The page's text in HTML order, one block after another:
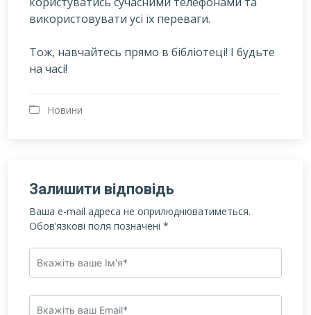
використовувати усі їх переваги.
Тож, навчайтесь прямо в бібліотеці! І будьте
на часі!
Новини
Залишити відповідь
Ваша e-mail адреса не оприлюднюватиметься.
Обов’язкові поля позначені *